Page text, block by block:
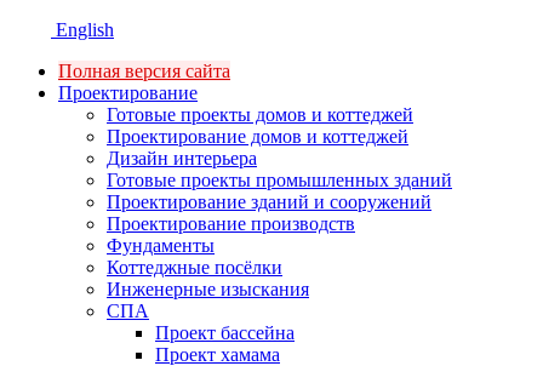
English
Полная версия сайта
Проектирование
Готовые проекты домов и коттеджей
Проектирование домов и коттеджей
Дизайн интерьера
Готовые проекты промышленных зданий
Проектирование зданий и сооружений
Проектирование производств
Фундаменты
Коттеджные посёлки
Инженерные изыскания
СПА
Проект бассейна
Проект хамама